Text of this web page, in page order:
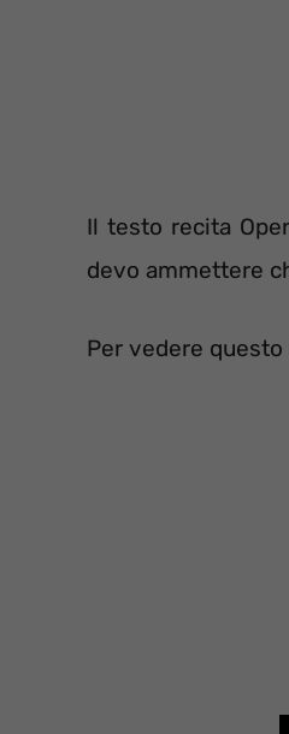
Il testo recita
devo ammettere
Per vedere